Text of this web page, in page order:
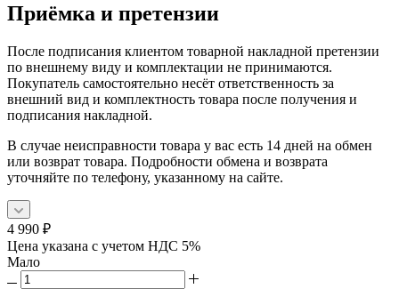
Приёмка и претензии
После подписания клиентом товарной накладной претензии
по внешнему виду и комплектации не принимаются.
Покупатель самостоятельно несёт ответственность за
внешний вид и комплектность товара после получения и
подписания накладной.
В случае неисправности товара у вас есть 14 дней на обмен
или возврат товара. Подробности обмена и возврата
уточняйте по телефону, указанному на сайте.
4 990 ₽
Цена указана с учетом НДС 5%
Мало